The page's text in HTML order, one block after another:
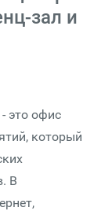
зал и
это офис
который
В